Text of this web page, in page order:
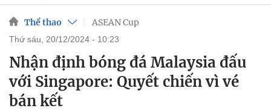
Thể thao ASEAN Cup
thứ sáu, 20/12/2024 - 10:23
Nhận định bóng đá Malaysia đấu
với Singapore: Quyết chiến vì vé
bán kết